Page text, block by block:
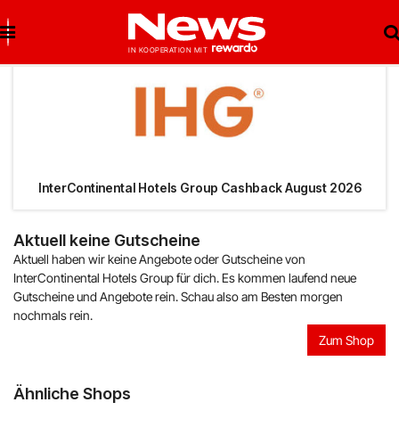
Brigitte Salzburg
Breuninger
bonprix
Notino
Lieferando
Beste Gutscheine
Neueste Gutscheine
Exklusive Gutscheine
Sonderaktionen
Beste Angebote
Neueste Angebote
Exklusive Angebote
InterContinental Hotels Group Cashback August 2026
Aktuell keine Gutscheine
Aktuell haben wir keine Angebote oder Gutscheine von
InterContinental Hotels Group für dich. Es kommen laufend neue
Gutscheine und Angebote rein. Schau also am Besten morgen
nochmals rein.
Zum Shop
Ähnliche Shops